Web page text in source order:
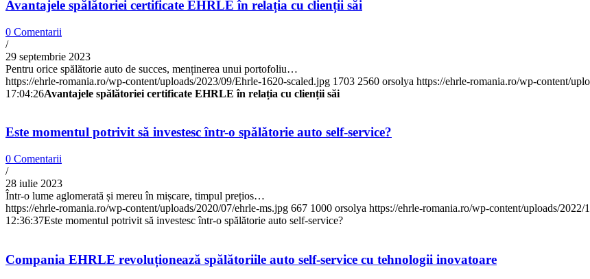
Avantajele spălătoriei certificate EHRLE în relația cu clienții săi
0 Comentarii
/
29 septembrie 2023
Pentru orice spălătorie auto de succes, menținerea unui portofoliu…
https://ehrle-romania.ro/wp-content/uploads/2023/09/Ehrle-1620-scaled.jpg 1703 2560 orsolya https://ehrle-romania.ro/wp-content/
17:04:26Avantajele spălătoriei certificate EHRLE în relația cu clienții săi
Este momentul potrivit să investesc într-o spălătorie auto self-service?
0 Comentarii
/
28 iulie 2023
Într-o lume aglomerată și mereu în mișcare, timpul prețios…
https://ehrle-romania.ro/wp-content/uploads/2020/07/ehrle-ms.jpg 667 1000 orsolya https://ehrle-romania.ro/wp-content/uploads/2022/
12:36:37Este momentul potrivit să investesc într-o spălătorie auto self-service?
Compania EHRLE revoluționează spălătoriile auto self-service cu tehnologii inovatoare